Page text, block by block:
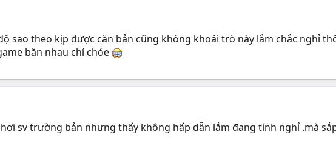
sao theo kịp được căn bản cũng không khoái trò này lắm chắc nghỉ
băn nhau chí chóe
sv trường bản nhưng thấy không hấp dẫn lắm đang tính nghỉ .mà